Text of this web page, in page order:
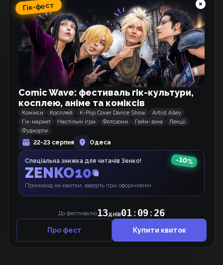
2025
Схожі тайтли
Терпіння, Моя Леді!
Манхва
Домогосподарка першого рівня.
Вебкомікс
Межа Можливого
Мальопис
Гік-фест
Comic Wave: фестиваль гік-культури,
косплею, аніме та коміксів
Комікси Косплей K-Pop Cover Dance Show
Artist Alley
Гік-маркет
Настільні ігри Фотозони Гейм-зона
Лекції
Фудкорти
22-23 серпня
Одеса
Спеціальна знижка для читачів Зенко!
ZENKO10
Промокод на квитки, введіть при оформленні
-10%
До фестивалю13днів01:09:25
Про фест Купити квиток